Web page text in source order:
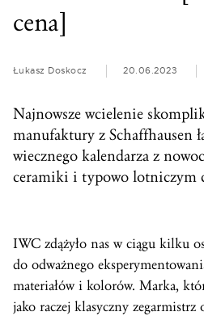
cena]
Łukasz Doskocz 20.06.2023
Najnowsze wcielenie
manufaktury z Schaffhausen
wiecznego kalendarza z
ceramiki i typowo lotniczym
IWC zdążyło nas w ciągu kilku
do odważnego
materiałów i kolorów. Marka,
jako raczej klasyczny zegarmistrz